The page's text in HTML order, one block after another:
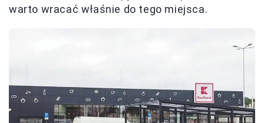
warto wracać właśnie do tego miejsca.